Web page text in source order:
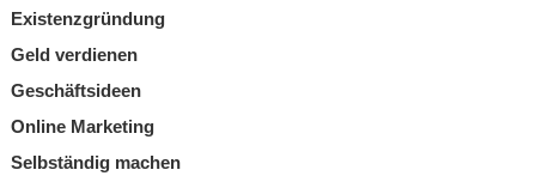
Existenzgründung
Geld verdienen
Geschäftsideen
Online Marketing
Selbständig machen